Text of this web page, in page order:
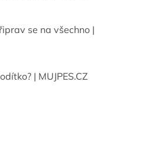
se na všechno |
| MUJPES.CZ